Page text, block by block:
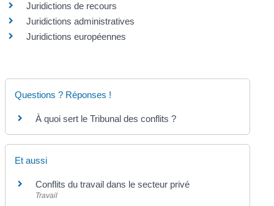
Juridictions de recours
Juridictions administratives
Juridictions européennes
Questions ? Réponses !
À quoi sert le Tribunal des conflits ?
Et aussi
Conflits du travail dans le secteur privé
Travail